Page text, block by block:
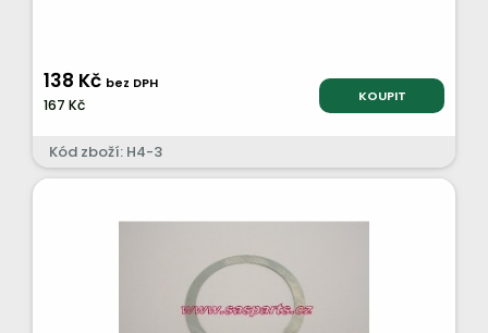
138 Kč bez DPH
167 Kč KOUPIT
Kód zboží: H4-3